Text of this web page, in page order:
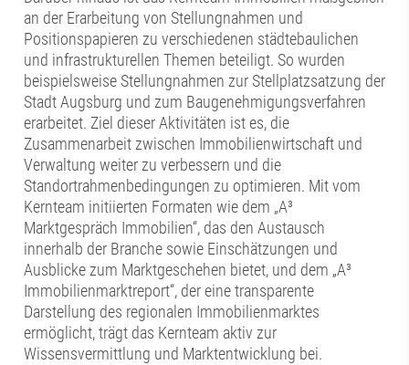
an der Erarbeitung von Stellungnahmen und
Positionspapieren zu verschiedenen städtebaulichen
und infrastrukturellen Themen beteiligt. So wurden
beispielsweise Stellungnahmen zur Stellplatzsatzung der
Stadt Augsburg und zum Baugenehmigungsverfahren
erarbeitet. Ziel dieser Aktivitäten ist es, die
Zusammenarbeit zwischen Immobilienwirtschaft und
Verwaltung weiter zu verbessern und die
Standortrahmenbedingungen zu optimieren. Mit vom
Kernteam initiierten Formaten wie dem „A³
Marktgespräch Immobilien“, das den Austausch
innerhalb der Branche sowie Einschätzungen und
Ausblicke zum Marktgeschehen bietet, und dem „A³
Immobilienmarktreport“, der eine transparente
Darstellung des regionalen Immobilienmarktes
ermöglicht, trägt das Kernteam aktiv zur
Wissensvermittlung und Marktentwicklung bei.